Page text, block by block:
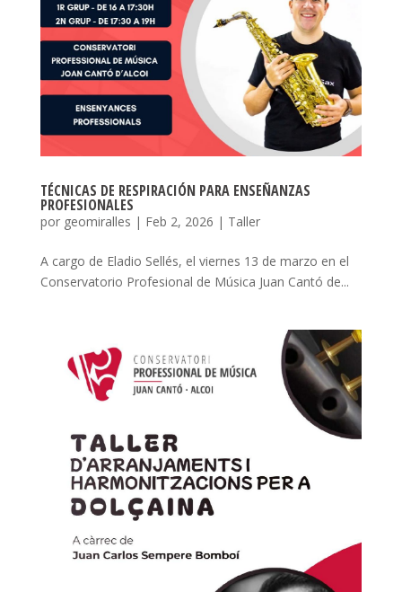
TÉCNICAS DE RESPIRACIÓN PARA ENSEÑANZAS
PROFESIONALES
por geomiralles | Feb 2, 2026 | Taller
A cargo de Eladio Sellés, el viernes 13 de marzo en el
Conservatorio Profesional de Música Juan Cantó de...